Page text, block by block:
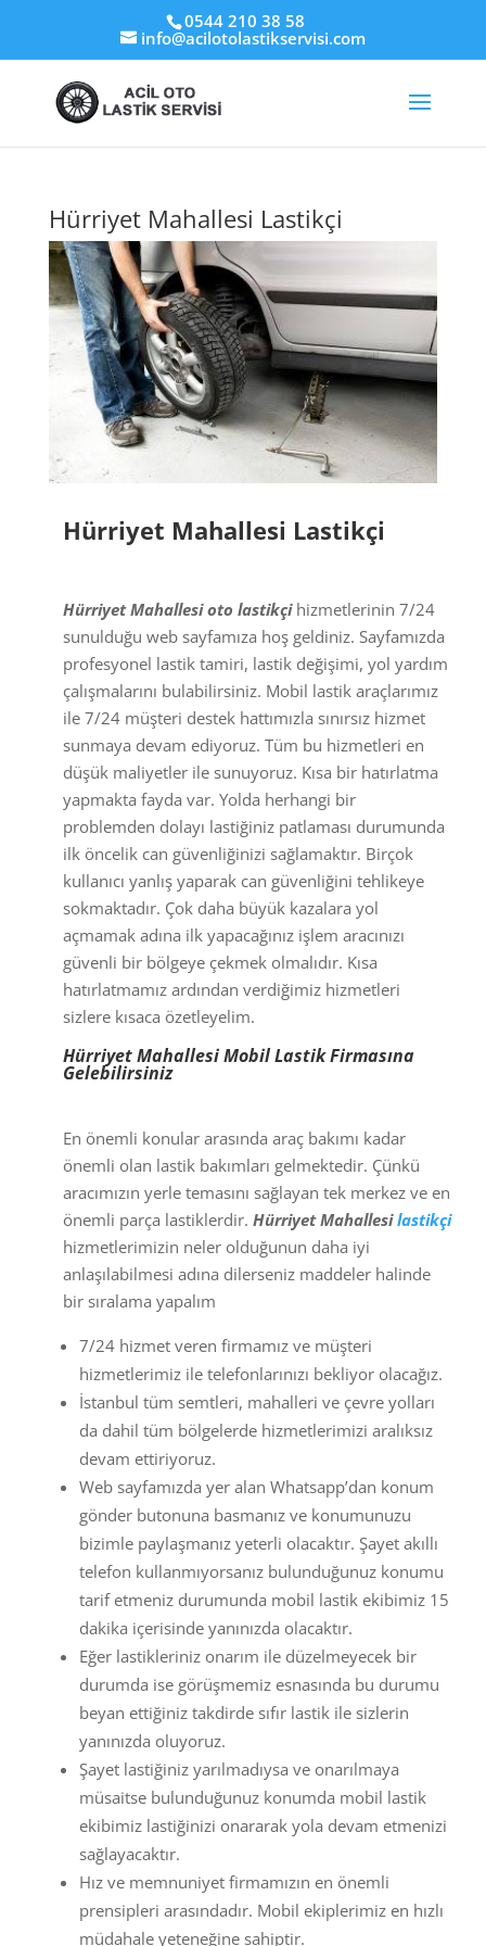
0544 210 38 58
info@acilotolastikservisi.com
Hürriyet Mahallesi Lastikçi
Hürriyet Mahallesi Lastikçi
Hürriyet Mahallesi oto lastikçihizmetlerinin 7/24
sunulduğu web sayfamıza hoş geldiniz. Sayfamızda
profesyonel lastik tamiri, lastik değişimi, yol yardım
çalışmalarını bulabilirsiniz. Mobil lastik araçlarımız
ile 7/24 müşteri destek hattımızla sınırsız hizmet
sunmaya devam ediyoruz. Tüm bu hizmetleri en
düşük maliyetler ile sunuyoruz. Kısa bir hatırlatma
yapmakta fayda var. Yolda herhangi bir
problemden dolayı lastiğiniz patlaması durumunda
ilk öncelik can güvenliğinizi sağlamaktır. Birçok
kullanıcı yanlış yaparak can güvenliğini tehlikeye
sokmaktadır. Çok daha büyük kazalara yol
açmamak adına ilk yapacağınız işlem aracınızı
güvenli bir bölgeye çekmek olmalıdır. Kısa
hatırlatmamız ardından verdiğimiz hizmetleri
sizlere kısaca özetleyelim.
Hürriyet Mahallesi Mobil Lastik Firmasına
Gelebilirsiniz
En önemli konular arasında araç bakımı kadar
önemli olan lastik bakımları gelmektedir. Çünkü
aracımızın yerle temasını sağlayan tek merkez ve en
önemli parça lastiklerdir. Hürriyet Mahallesi lastikçi
hizmetlerimizin neler olduğunun daha iyi
anlaşılabilmesi adına dilerseniz maddeler halinde
bir sıralama yapalım
7/24 hizmet veren firmamız ve müşteri
hizmetlerimiz ile telefonlarınızı bekliyor olacağız.
İstanbul tüm semtleri, mahalleri ve çevre yolları
da dahil tüm bölgelerde hizmetlerimizi aralıksız
devam ettiriyoruz.
Web sayfamızda yer alan Whatsapp’dan konum
gönder butonuna basmanız ve konumunuzu
bizimle paylaşmanız yeterli olacaktır. Şayet akıllı
telefon kullanmıyorsanız bulunduğunuz konumu
tarif etmeniz durumunda mobil lastik ekibimiz 15
dakika içerisinde yanınızda olacaktır.
Eğer lastikleriniz onarım ile düzelmeyecek bir
durumda ise görüşmemiz esnasında bu durumu
beyan ettiğiniz takdirde sıfır lastik ile sizlerin
yanınızda oluyoruz.
Şayet lastiğiniz yarılmadıysa ve onarılmaya
müsaitse bulunduğunuz konumda mobil lastik
ekibimiz lastiğinizi onararak yola devam etmenizi
sağlayacaktır.
Hız ve memnuniyet firmamızın en önemli
prensipleri arasındadır. Mobil ekiplerimiz en hızlı
müdahale yeteneğine sahiptir.